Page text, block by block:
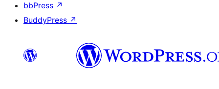
bbPress ↗
BuddyPress ↗